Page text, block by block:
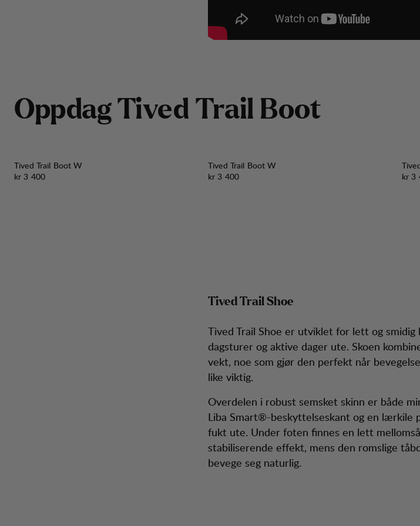
Oppdag Tived Trail Boot
Tived Trail Boot W
Pris:
kr 3 400
Tived Trail Boot W
Pris:
kr 3 400
Pris:
kr 3
Tived Trail Shoe
Tived Trail Shoe er utviklet for lett og
dagsturer og aktive dager ute. Skoen
vekt, noe som gjør den perfekt når
like viktig.
Overdelen i robust semsket skinn er både
Liba Smart®-beskyttelseskant og en lærkile
fukt ute. Under foten finnes en lett
stabiliserende effekt, mens den romslige
bevege seg naturlig.